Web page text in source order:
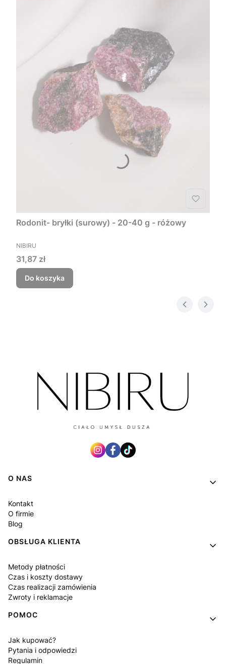
Rodonit- bryłki (surowy) - 20-40 g - różowy
PRODUCENT
NIBIRU
Cena
31,87 zł
Do koszyka
Linki w stopce
O NAS
Kontakt
O firmie
Blog
OBSŁUGA KLIENTA
Metody płatności
Czas i koszty dostawy
Czas realizacji zamówienia
Zwroty i reklamacje
POMOC
Jak kupować?
Pytania i odpowiedzi
Regulamin